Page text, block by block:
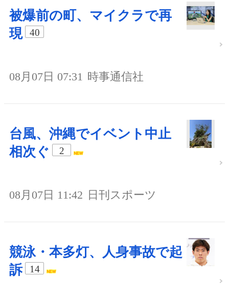
被爆前の町、マイクラで再
現
40
08月07日 07:31 時事通信社
台風、沖縄でイベント中止
相次ぐ
2
08月07日 11:42 日刊スポーツ
競泳・本多灯、人身事故で起
訴
14